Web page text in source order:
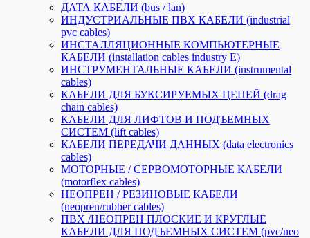
ДАТА КАБЕЛИ (bus / lan)
ИНДУСТРИАЛЬНЫЕ ПВХ КАБЕЛИ (industrial
pvc cables)
ИНСТАЛЛЯЦИОННЫЕ КОМПЬЮТЕРНЫЕ
КАБЕЛИ (installation cables industry E)
ИНСТРУМЕНТАЛЬНЫЕ КАБЕЛИ (instrumental
cables)
КАБЕЛИ ДЛЯ БУКСИРУЕМЫХ ЦЕПЕЙ (drag
chain cables)
КАБЕЛИ ДЛЯ ЛИФТОВ И ПОДЪЕМНЫХ
СИСТЕМ (lift cables)
КАБЕЛИ ПЕРЕДАЧИ ДАННЫХ (data electronics
cables)
МОТОРНЫЕ / СЕРВОМОТОРНЫЕ КАБЕЛИ
(motorflex cables)
НЕОПРЕН / РЕЗИНОВЫЕ КАБЕЛИ
(neopren/rubber cables)
ПВХ /НЕОПРЕН ПЛОСКИЕ И КРУГЛЫЕ
КАБЕЛИ ДЛЯ ПОДЪЕМНЫХ СИСТЕМ (pvc/neo